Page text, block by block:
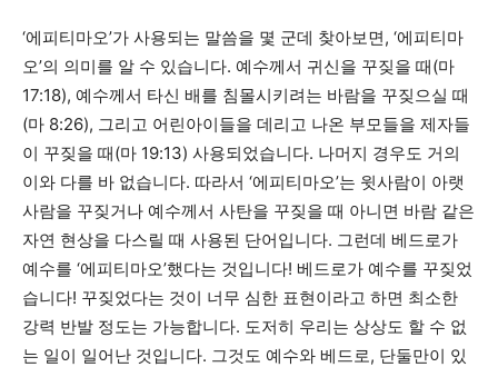
‘에피티마오’가 사용되는 말씀을 몇 군데 찾아보면, ‘에피티마
오’의 의미를 알 수 있습니다. 예수께서 귀신을 꾸짖을 때(마
17:18), 예수께서 타신 배를 침몰시키려는 바람을 꾸짖으실 때
(마 8:26), 그리고 어린아이들을 데리고 나온 부모들을 제자들
이 꾸짖을 때(마 19:13) 사용되었습니다. 나머지 경우도 거의
이와 다를 바 없습니다. 따라서 ‘에피티마오’는 윗사람이 아랫
사람을 꾸짖거나 예수께서 사탄을 꾸짖을 때 아니면 바람 같은
자연 현상을 다스릴 때 사용된 단어입니다. 그런데 베드로가
예수를 ‘에피티마오’했다는 것입니다! 베드로가 예수를 꾸짖었
습니다! 꾸짖었다는 것이 너무 심한 표현이라고 하면 최소한
강력 반발 정도는 가능합니다. 도저히 우리는 상상도 할 수 없
는 일이 일어난 것입니다. 그것도 예수와 베드로, 단둘만이 있